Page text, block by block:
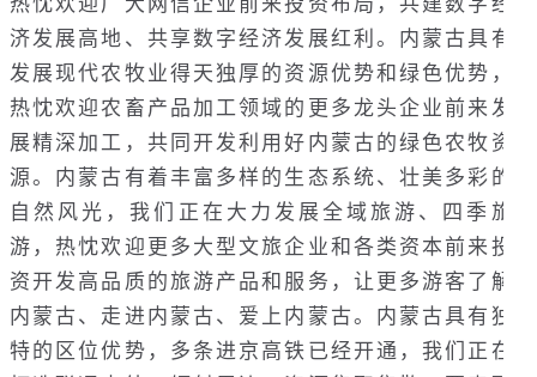
济发展高地、共享数字经济发展红利。内蒙古具有
发展现代农牧业得天独厚的资源优势和绿色优势，
热忱欢迎农畜产品加工领域的更多龙头企业前来发
展精深加工，共同开发利用好内蒙古的绿色农牧资
源。内蒙古有着丰富多样的生态系统、壮美多彩的
自然风光，我们正在大力发展全域旅游、四季旅
游，热忱欢迎更多大型文旅企业和各类资本前来投
资开发高品质的旅游产品和服务，让更多游客了解
内蒙古、走进内蒙古、爱上内蒙古。内蒙古具有独
特的区位优势，多条进京高铁已经开通，我们正在